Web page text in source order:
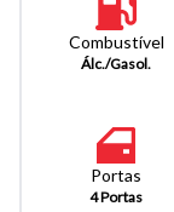
Combustível
Álc./Gasol.
Portas
4 Portas